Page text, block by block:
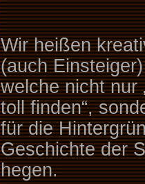
Wir heißen
(auch
welche nicht nur
toll finden“,
für die
Geschichte der
hegen.